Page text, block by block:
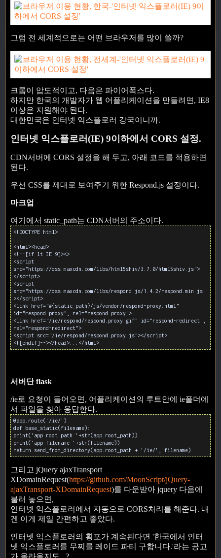
그럼 전 세계적으로는 어떤 브라우저를 많이 쓸까?
크롬이 압도적이고, 다음은 파이어폭스다.
하지만 한국의 개발자가 웹 어플리케이션을 만들려면, IE8
이상은 지원해야 된다.
대한민국은 인터넷 익스플로러 강국이니까.
인터넷 익스플로러(IE) 9이하에서 CORS 설정.
CDN서버에 CORS 설정을 해 두고, 아래 코드를 적용하면
된다.
우선 CSS를 제대로 보여주기 위한 Respond.js 설정이다.
마크업
여기에서 static_path는 CDN서버의 주소이다.
<!DOCTYPE html>
<html><head>
<!--[if lt IE 9]><>
<script
src="https://oss.maxcdn.com/libs/html5shiv/3.7.0/html5shiv.js">
</script>
<script
src="https://oss.maxcdn.com/libs/respond.js/1.4.2/respond.min.js"
></script>
<link href="#{static_path}/js/vendor/respond-proxy.html"
id="respond-proxy", rel="respond-proxy">
<link href="/ie/respond/respond.proxy.gif" id="respond-redirect",
rel="respond-redirect">
<script src="/ie/respond/respond.proxy.js"></script>
<![endif]--></head>...</html>
서버단 flask
/ie로 요청이 들어오면, 어플리케이션의 루트안에 ie폴더에
서 파일을 찾아 응답한다.
@app.route('/ie/')
def base_static(filename):
print('app root path '+str(app.root_path))
print('app filename '+str(filename))
return send_from_directory(app.root_path + '/ie/', filename)
그리고 jQuery ajaxTransport
XDomainRequest(https://github.com/MoonScript/jQuery-
ajaxTransport-XDomainRequest)를 다운받아 jquery 다음에
불러 놓으면,
인터넷 익스플로러에서 자동으로 CORS처리를 해준다. 내
겐 이게 제일 간편하고 좋았다.
인터넷 익스플로러의 횡포가 계속된다면 '한국에서 인터
넷 익스플로러를 무찌를 레이드 파티 구합니다.'라는 공고
가 올라올지도...?